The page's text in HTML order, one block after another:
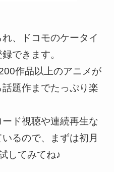
、ドコモのケータイ
できます。
作品以上のアニメが
題作までたっぷり楽
ド視聴や連続再生な
るので、まずは初月
してみてね♪